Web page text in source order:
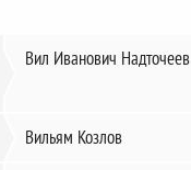
Вил Иванович Надточеев
Вильям Козлов